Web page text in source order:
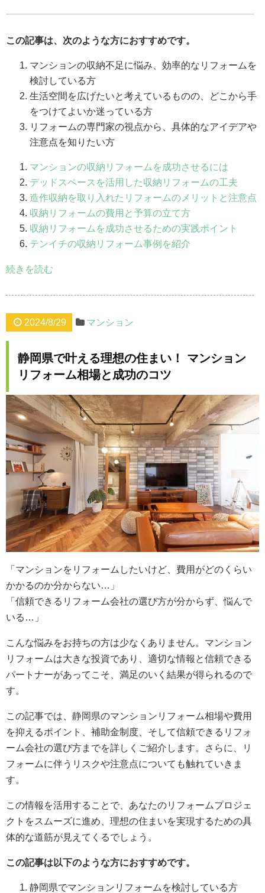
この記事は、次のような方におすすめです。
マンションの収納不足に悩み、効率的なリフォームを
検討している方
生活空間を広げたいと考えているものの、どこから手
をつけてよいか迷っている方
リフォームの専門家の視点から、具体的なアイデアや
注意点を知りたい方
マンションの収納リフォームを成功させるには
デッドスペースを活用した収納リフォームの工夫
造作収納を取り入れたリフォームのメリットと注意点
収納リフォームの費用と予算の立て方
収納リフォームを成功させるための実践ポイント
テンイチの収納リフォーム事例を紹介
続きを読む
2024/8/29 マンション
静岡県で叶える理想の住まい！ マンション
リフォーム相場と成功のコツ
「マンションをリフォームしたいけど、費用がどのくらい
かかるのか分からない…」
「信頼できるリフォーム会社の選び方が分からず、悩んで
いる…」
こんな悩みをお持ちの方は少なくありません。マンション
リフォームは大きな投資であり、適切な情報と信頼できる
パートナーがあってこそ、満足のいく結果が得られるので
す。
この記事では、静岡県のマンションリフォーム相場や費用
を抑えるポイント、補助金制度、そして信頼できるリフォ
ーム会社の選び方までを詳しくご紹介します。さらに、リ
フォームに伴うリスクや注意点についても触れていきま
す。
この情報を活用することで、あなたのリフォームプロジェ
クトをスムーズに進め、理想の住まいを実現するための具
体的な道筋が見えてくるでしょう。
この記事は以下のような方におすすめです。
静岡県でマンションリフォームを検討している方